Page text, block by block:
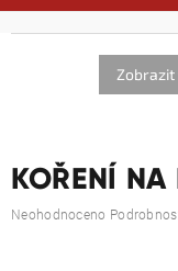
KOŘENÍ
Průměrné
Neohodnoceno